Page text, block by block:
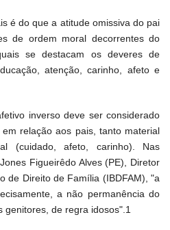
é do que a atitude omissiva do pai
de ordem moral decorrentes do
se destacam os deveres de
atenção, carinho, afeto e
inverso deve ser considerado
relação aos pais, tanto material
(cuidado, afeto, carinho). Nas
Figueirêdo Alves (PE), Diretor
de Direito de Família (IBDFAM), "a
a não permanência do
genitores, de regra idosos".1